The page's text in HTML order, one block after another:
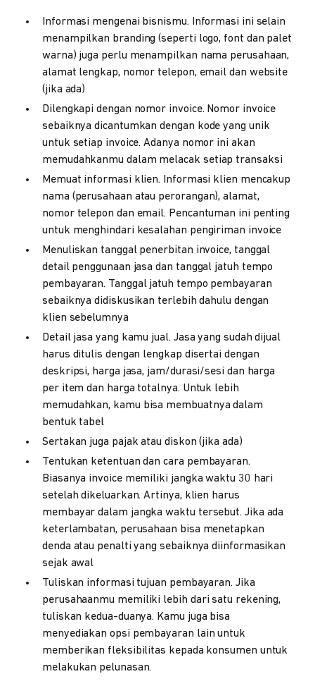
Informasi mengenai bisnismu. Informasi ini selain
menampilkan branding (seperti logo, font dan palet
warna) juga perlu menampilkan nama perusahaan,
alamat lengkap, nomor telepon, email dan website
(jika ada)
Dilengkapi dengan nomor invoice. Nomor invoice
sebaiknya dicantumkan dengan kode yang unik
untuk setiap invoice. Adanya nomor ini akan
memudahkanmu dalam melacak setiap transaksi
Memuat informasi klien. Informasi klien mencakup
nama (perusahaan atau perorangan), alamat,
nomor telepon dan email. Pencantuman ini penting
untuk menghindari kesalahan pengiriman invoice
Menuliskan tanggal penerbitan invoice, tanggal
detail penggunaan jasa dan tanggal jatuh tempo
pembayaran. Tanggal jatuh tempo pembayaran
sebaiknya didiskusikan terlebih dahulu dengan
klien sebelumnya
Detail jasa yang kamu jual. Jasa yang sudah dijual
harus ditulis dengan lengkap disertai dengan
deskripsi, harga jasa, jam/durasi/sesi dan harga
per item dan harga totalnya. Untuk lebih
memudahkan, kamu bisa membuatnya dalam
bentuk tabel
Sertakan juga pajak atau diskon (jika ada)
Tentukan ketentuan dan cara pembayaran.
Biasanya invoice memiliki jangka waktu 30 hari
setelah dikeluarkan. Artinya, klien harus
membayar dalam jangka waktu tersebut. Jika ada
keterlambatan, perusahaan bisa menetapkan
denda atau penalti yang sebaiknya diinformasikan
sejak awal
Tuliskan informasi tujuan pembayaran. Jika
perusahaanmu memiliki lebih dari satu rekening,
tuliskan kedua-duanya. Kamu juga bisa
menyediakan opsi pembayaran lain untuk
memberikan fleksibilitas kepada konsumen untuk
melakukan pelunasan.